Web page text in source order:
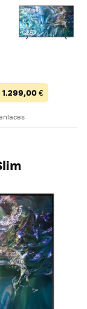
1.299,00€